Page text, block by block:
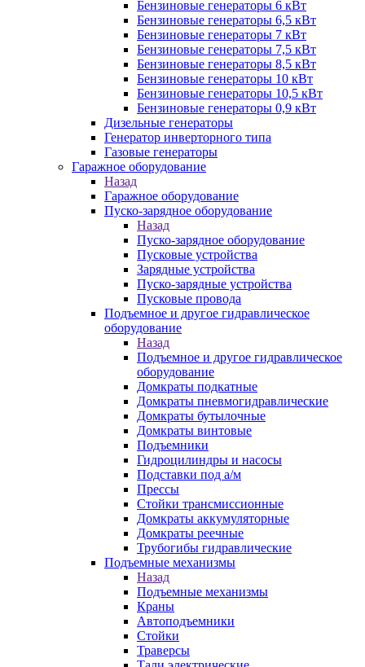
Бензиновые генераторы 6 кВт
Бензиновые генераторы 6,5 кВт
Бензиновые генераторы 7 кВт
Бензиновые генераторы 7,5 кВт
Бензиновые генераторы 8,5 кВт
Бензиновые генераторы 10 кВт
Бензиновые генераторы 10,5 кВт
Бензиновые генераторы 0,9 кВт
Дизельные генераторы
Генератор инверторного типа
Газовые генераторы
Гаражное оборудование
Назад
Гаражное оборудование
Пуско-зарядное оборудование
Назад
Пуско-зарядное оборудование
Пусковые устройства
Зарядные устройства
Пуско-зарядные устройства
Пусковые провода
Подъемное и другое гидравлическое
оборудование
Назад
Подъемное и другое гидравлическое
оборудование
Домкраты подкатные
Домкраты пневмогидравлические
Домкраты бутылочные
Домкраты винтовые
Подъемники
Гидроцилиндры и насосы
Подставки под а/м
Прессы
Стойки трансмиссионные
Домкраты аккумуляторные
Домкраты реечные
Трубогибы гидравлические
Подъемные механизмы
Назад
Подъемные механизмы
Краны
Автоподъемники
Стойки
Траверсы